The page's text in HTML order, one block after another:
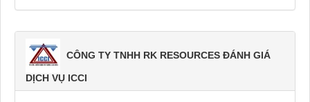
CÔNG TY TNHH RK RESOURCES ĐÁNH GIÁ
DỊCH VỤ ICCI